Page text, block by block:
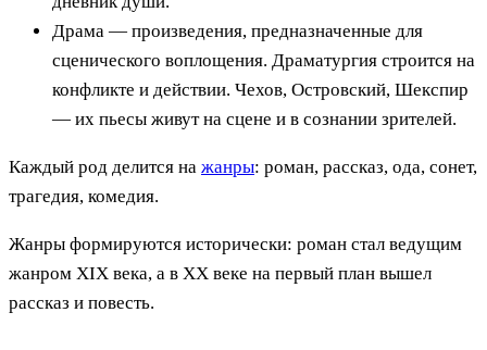
Драма — произведения, предназначенные для
сценического воплощения. Драматургия строится на
конфликте и действии. Чехов, Островский, Шекспир
— их пьесы живут на сцене и в сознании зрителей.
Каждый род делится на жанры: роман, рассказ, ода, сонет,
трагедия, комедия.
Жанры формируются исторически: роман стал ведущим
жанром XIX века, а в XX веке на первый план вышел
рассказ и повесть.